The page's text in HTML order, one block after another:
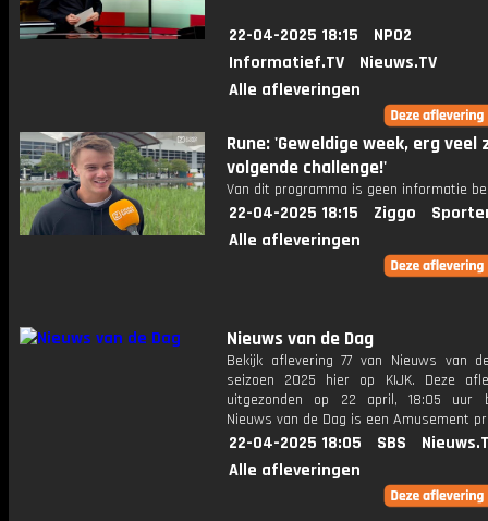
22-04-2025 18:15
NPO2
Informatief.TV
Nieuws.TV
Alle afleveringen
Rune: 'Geweldige week, erg veel
volgende challenge!'
Van dit programma is geen informatie
22-04-2025 18:15 Ziggo
Alle afleveringen
Nieuws van de Dag
Bekijk aflevering 77 van Nieuws van
seizoen 2025 hier op KIJK. Deze
uitgezonden op 22 april, 18:05 uur
Nieuws van de Dag is een Amusement
22-04-2025 18:05 SBS
Alle afleveringen